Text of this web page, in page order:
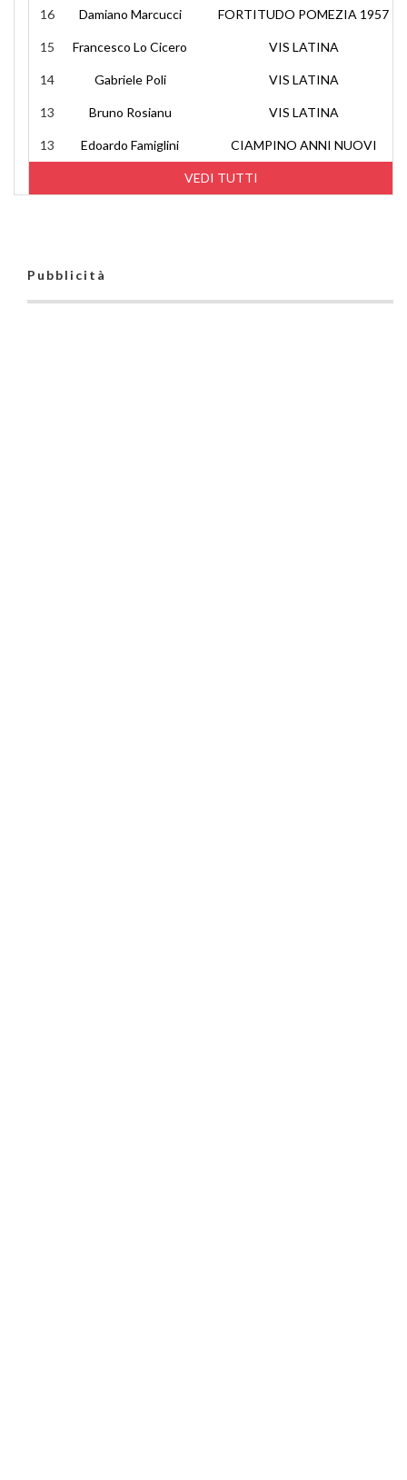
VEDI TUTTI
16 Damiano Marcucci FORTITUDO POMEZIA 1957
15 Francesco Lo Cicero VIS LATINA
14 Gabriele Poli VIS LATINA
13 Bruno Rosianu VIS LATINA
13 Edoardo Famiglini CIAMPINO ANNI NUOVI
Pubblicità